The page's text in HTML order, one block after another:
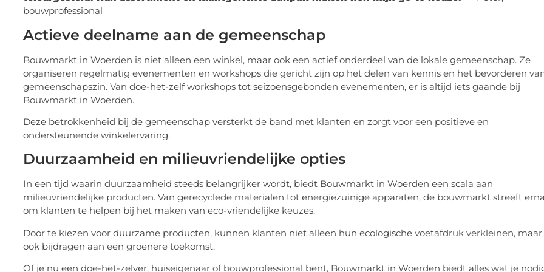
bouwprofessional
Actieve deelname aan de gemeenschap
Bouwmarkt in Woerden is niet alleen een winkel, maar ook een actief onderdeel van de lokale gemeenschap. Ze
organiseren regelmatig evenementen en workshops die gericht zijn op het delen van kennis en het bevorderen
gemeenschapszin. Van doe-het-zelf workshops tot seizoensgebonden evenementen, er is altijd iets gaande bij
Bouwmarkt in Woerden.
Deze betrokkenheid bij de gemeenschap versterkt de band met klanten en zorgt voor een positieve en
ondersteunende winkelervaring.
Duurzaamheid en milieuvriendelijke opties
In een tijd waarin duurzaamheid steeds belangrijker wordt, biedt Bouwmarkt in Woerden een scala aan
milieuvriendelijke producten. Van gerecyclede materialen tot energiezuinige apparaten, de bouwmarkt streeft
om klanten te helpen bij het maken van eco-vriendelijke keuzes.
Door te kiezen voor duurzame producten, kunnen klanten niet alleen hun ecologische voetafdruk verkleinen, maar
ook bijdragen aan een groenere toekomst.
Of je nu een doe-het-zelver, huiseigenaar of bouwprofessional bent, Bouwmarkt in Woerden biedt alles wat je